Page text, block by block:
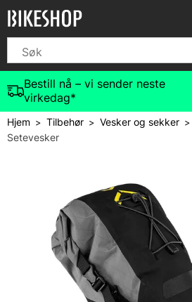
Bestill nå – vi sender neste
virkedag*
Hjem>Tilbehør>Vesker og sekker>
Setevesker